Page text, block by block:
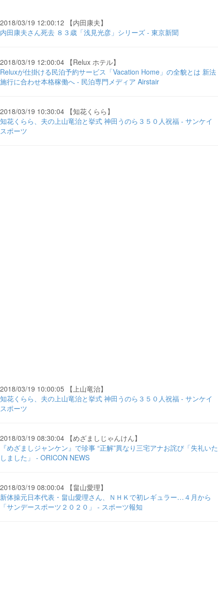
2018/03/19 12:00:12 【内田康夫】
内田康夫さん死去 ８３歳「浅見光彦」シリーズ - 東京新聞
2018/03/19 12:00:04 【Relux ホテル】
Reluxが仕掛ける民泊予約サービス「Vacation Home」の全貌とは 新法
施行に合わせ本格稼働へ - 民泊専門メディア Airstair
2018/03/19 10:30:04 【知花くらら】
知花くらら、夫の上山竜治と挙式 神田うのら３５０人祝福 - サンケイ
スポーツ
2018/03/19 10:00:05 【上山竜治】
知花くらら、夫の上山竜治と挙式 神田うのら３５０人祝福 - サンケイ
スポーツ
2018/03/19 08:30:04 【めざましじゃんけん】
『めざましジャンケン』で珍事 “正解”異なり三宅アナお詫び「失礼いた
しました」 - ORICON NEWS
2018/03/19 08:00:04 【畠山愛理】
新体操元日本代表・畠山愛理さん、ＮＨＫで初レギュラー…４月から
「サンデースポーツ２０２０」 - スポーツ報知